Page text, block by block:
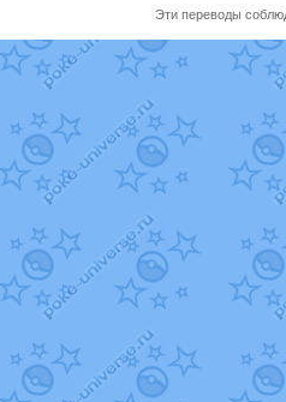
Эти переводы